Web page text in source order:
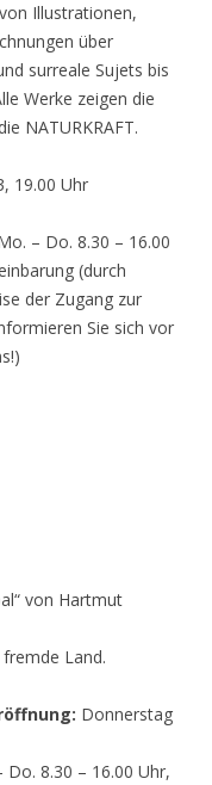
Illustrationen,
über
surreale Sujets bis
Werke zeigen die
NATURKRAFT.
19.00 Uhr
– Do. 8.30 – 16.00
(durch
der Zugang zur
Sie sich vor
von Hartmut
Land.
Donnerstag
8.30 – 16.00 Uhr,